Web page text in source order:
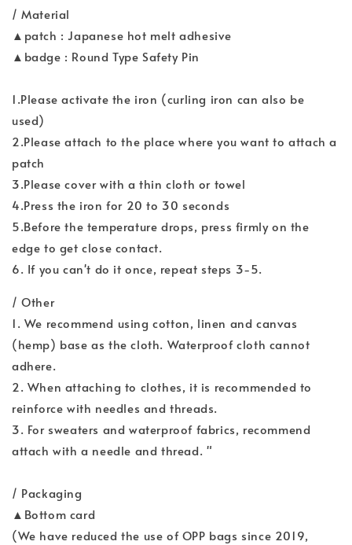
/ Material
▲patch : Japanese hot melt adhesive
▲badge : Round Type Safety Pin
1.Please activate the iron (curling iron can also be
used)
2.Please attach to the place where you want to attach a
patch
3.Please cover with a thin cloth or towel
4.Press the iron for 20 to 30 seconds
5.Before the temperature drops, press firmly on the
edge to get close contact.
6. If you can't do it once, repeat steps 3-5.
/ Other
1. We recommend using cotton, linen and canvas
(hemp) base as the cloth. Waterproof cloth cannot
adhere.
2. When attaching to clothes, it is recommended to
reinforce with needles and threads.
3. For sweaters and waterproof fabrics, recommend
attach with a needle and thread. "
/ Packaging
▲Bottom card
(We have reduced the use of OPP bags since 2019,